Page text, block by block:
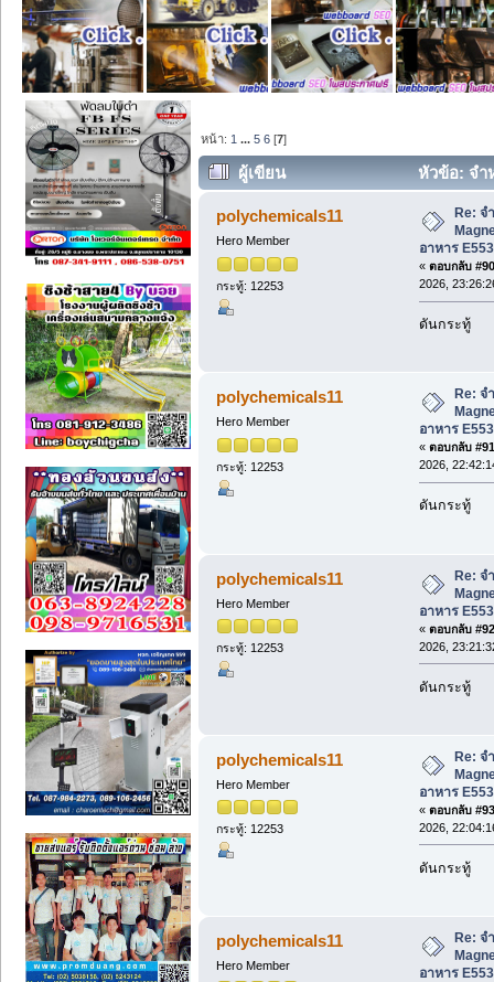
หน้า: 1 ...5 6 [7]
ผู้เขียน
หัวข้อ: จำ
เกรดอาหาร E553b (อ่าน 1076 ครั้ง)
polychemicals11
Hero Member
กระทู้: 12253
Re: จ
อาหาร
« ตอบกลับ
2026,
ดันกระทู้
polychemicals11
Hero Member
กระทู้: 12253
Re: จ
อาหาร
« ตอบกลับ
2026,
ดันกระทู้
polychemicals11
Hero Member
กระทู้: 12253
Re: จ
อาหาร
« ตอบกลับ
2026,
ดันกระทู้
polychemicals11
Hero Member
กระทู้: 12253
Re: จ
อาหาร
« ตอบกลับ
2026,
ดันกระทู้
polychemicals11
Hero Member
Re: จ
อาหาร